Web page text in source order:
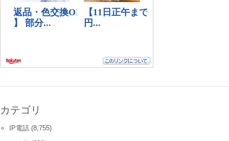
カテゴリ
IP電話 (8,755)